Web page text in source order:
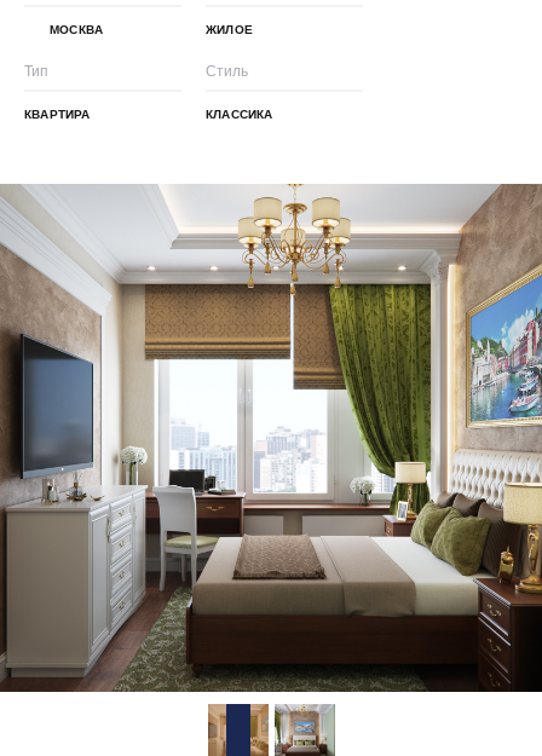
МОСКВА ЖИЛОЕ
Тип
КВАРТИРА
Стиль
КЛАССИКА